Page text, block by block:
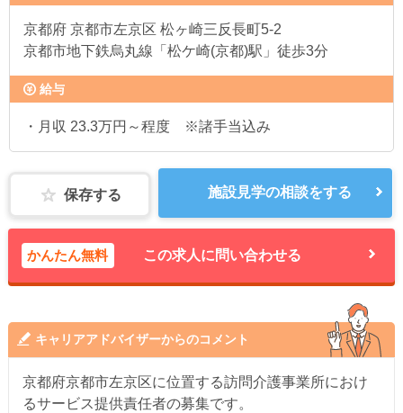
京都府 京都市左京区 松ヶ崎三反長町5-2
京都市地下鉄烏丸線「松ケ崎(京都)駅」徒歩3分
給与
・月収 23.3万円～程度 ※諸手当込み
保存する 施設見学の相談をする
かんたん無料 この求人に問い合わせる
キャリアアドバイザーからのコメント
京都府京都市左京区に位置する訪問介護事業所におけ
るサービス提供責任者の募集です。